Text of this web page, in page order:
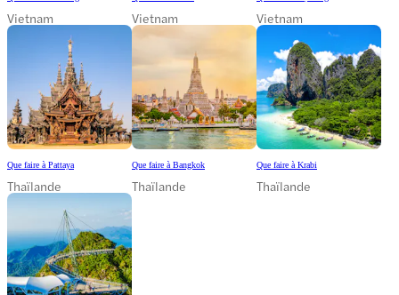
Vietnam Vietnam Vietnam
Que faire à Pattaya
Thaïlande
Que faire à Bangkok
Thaïlande
Que faire à Krabi
Thaïlande